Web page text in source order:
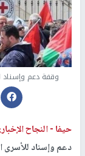
وقفة دعم وإسناد
حيفا -النجاح
دعم وإسناد